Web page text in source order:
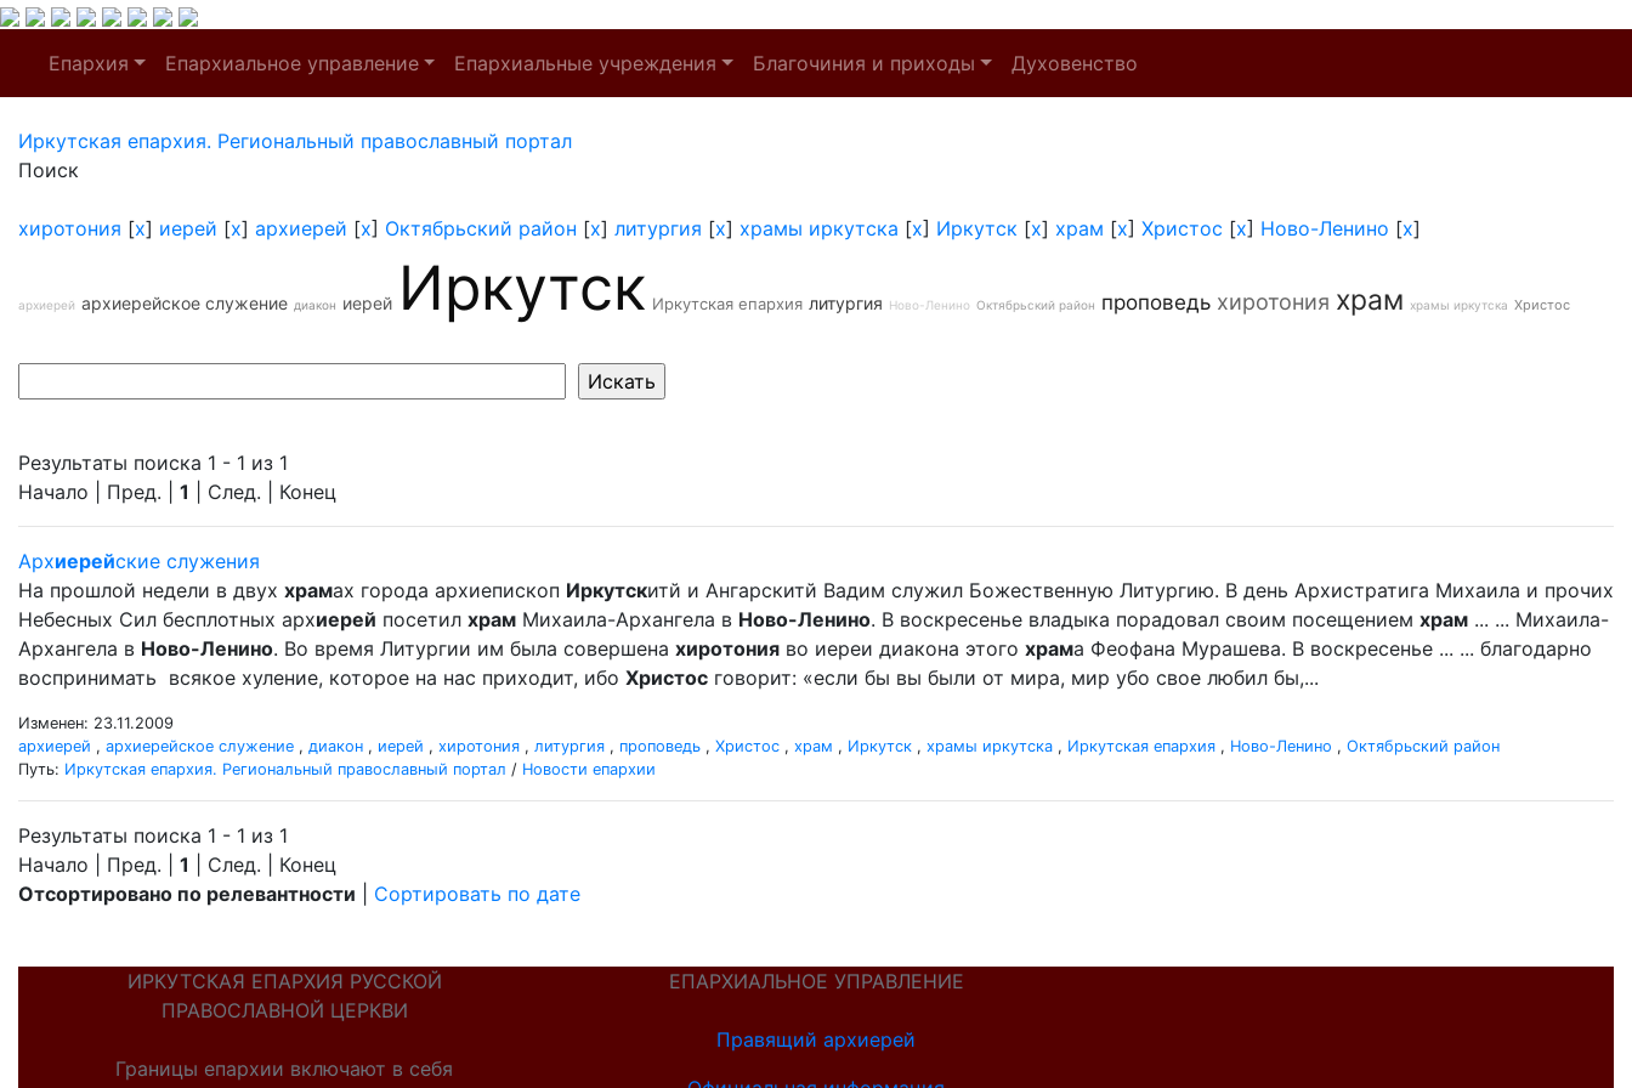
Епархия Епархиальное управление Епархиальные учреждения Благочиния и приходы Духовенство
Иркутская епархия. Региональный православный портал
Поиск
хиротония [x] иерей [x] архиерей [x] Октябрьский район [x] литургия [x] храмы иркутска [x] Иркутск [x] храм [x] Христос [x] Ново-Ленино [x]
архиерей архиерейское служение диакон иерей Иркутск Иркутская епархия литургия Ново-Ленино Октябрьский район проповедь хиротония храм храмы иркутска Христос
Результаты поиска 1 - 1 из 1
Начало | Пред. | 1 | След. | Конец
Архиерейские служения
На прошлой недели в двух храмах города архиепископ Иркутскитй и Ангарскитй Вадим служил Божественную Литургию. В день Архистратига Михаила и прочих
Небесных Сил бесплотных архиерей посетил храм Михаила-Архангела в Ново-Ленино. В воскресенье владыка порадовал своим посещением храм ... ... Михаила-
Архангела в Ново-Ленино. Во время Литургии им была совершена хиротония во иереи диакона этого храма Феофана Мурашева. В воскресенье ... ... благодарно
воспринимать всякое хуление, которое на нас приходит, ибо Христос говорит: «если бы вы были от мира, мир убо свое любил бы,...
Изменен: 23.11.2009
архиерей , архиерейское служение , диакон , иерей , хиротония , литургия , проповедь , Христос , храм , Иркутск , храмы иркутска , Иркутская епархия , Ново-Ленино , Октябрьский район
Путь: Иркутская епархия. Региональный православный портал / Новости епархии
Результаты поиска 1 - 1 из 1
Начало | Пред. | 1 | След. | Конец
Отсортировано по релевантности
Сортировать по дате
ИРКУТСКАЯ ЕПАРХИЯ РУССКОЙ
ПРАВОСЛАВНОЙ ЦЕРКВИ
Границы епархии включают в себя
ЕПАРХИАЛЬНОЕ УПРАВЛЕНИЕ
Правящий архиерей